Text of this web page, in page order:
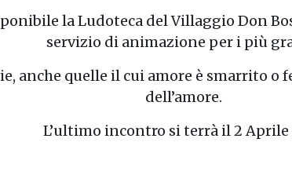
la Ludoteca del Villaggio Don
servizio di animazione per i più
anche quelle il cui amore è smarrito
dell’amore.
L’ultimo incontro si terrà il 2 Aprile